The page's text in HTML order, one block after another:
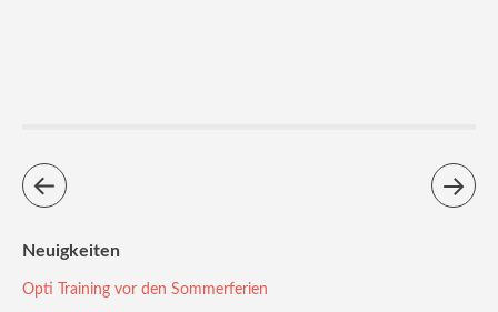
Neuigkeiten
Opti Training vor den Sommerferien